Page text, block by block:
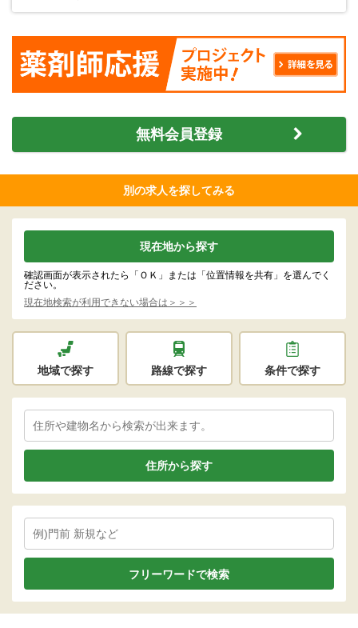
無料会員登録
別の求人を探してみる
現在地から探す
確認画面が表示されたら「ＯＫ」または「位置情報を共有」を選んでく
ださい。
現在地検索が利用できない場合は＞＞＞
地域で探す 路線で探す 条件で探す
住所から探す